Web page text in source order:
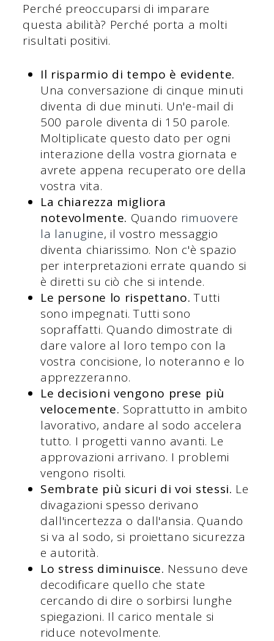
Perché preoccuparsi di imparare
questa abilità? Perché porta a molti
risultati positivi.
Il risparmio di tempo è evidente.
Una conversazione di cinque minuti
diventa di due minuti. Un'e-mail di
500 parole diventa di 150 parole.
Moltiplicate questo dato per ogni
interazione della vostra giornata e
avrete appena recuperato ore della
vostra vita.
La chiarezza migliora
notevolmente. Quando rimuovere
la lanugine, il vostro messaggio
diventa chiarissimo. Non c'è spazio
per interpretazioni errate quando si
è diretti su ciò che si intende.
Le persone lo rispettano. Tutti
sono impegnati. Tutti sono
sopraffatti. Quando dimostrate di
dare valore al loro tempo con la
vostra concisione, lo noteranno e lo
apprezzeranno.
Le decisioni vengono prese più
velocemente. Soprattutto in ambito
lavorativo, andare al sodo accelera
tutto. I progetti vanno avanti. Le
approvazioni arrivano. I problemi
vengono risolti.
Sembrate più sicuri di voi stessi. Le
divagazioni spesso derivano
dall'incertezza o dall'ansia. Quando
si va al sodo, si proiettano sicurezza
e autorità.
Lo stress diminuisce. Nessuno deve
decodificare quello che state
cercando di dire o sorbirsi lunghe
spiegazioni. Il carico mentale si
riduce notevolmente.